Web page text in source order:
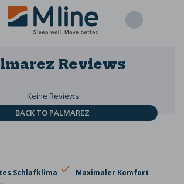
Reviews
Keine Reviews
BACK TO PALMAREZ
Schlafklima
Maximaler Komfort